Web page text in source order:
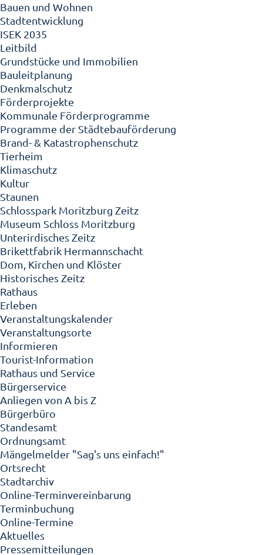
Bauen und Wohnen
Stadtentwicklung
ISEK 2035
Leitbild
Grundstücke und Immobilien
Bauleitplanung
Denkmalschutz
Förderprojekte
Kommunale Förderprogramme
Programme der Städtebauförderung
Brand- & Katastrophenschutz
Tierheim
Klimaschutz
Kultur
Staunen
Schlosspark Moritzburg Zeitz
Museum Schloss Moritzburg
Unterirdisches Zeitz
Brikettfabrik Hermannschacht
Dom, Kirchen und Klöster
Historisches Zeitz
Rathaus
Erleben
Veranstaltungskalender
Veranstaltungsorte
Informieren
Tourist-Information
Rathaus und Service
Bürgerservice
Anliegen von A bis Z
Bürgerbüro
Standesamt
Ordnungsamt
Mängelmelder "Sag's uns einfach!"
Ortsrecht
Stadtarchiv
Online-Terminvereinbarung
Terminbuchung
Online-Termine
Aktuelles
Pressemitteilungen